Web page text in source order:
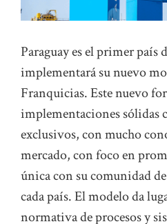
Paraguay es el primer país
implementará su nuevo
Franquicias. Este nuevo
implementaciones sólidas
exclusivos, con mucho
mercado, con foco en
única con su comunidad
cada país. El modelo da
normativa de procesos y